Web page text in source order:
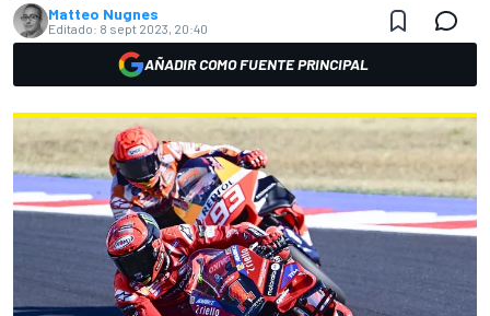
Matteo Nugnes
Editado: 8 sept 2023, 20:40
AÑADIR COMO FUENTE PRINCIPAL